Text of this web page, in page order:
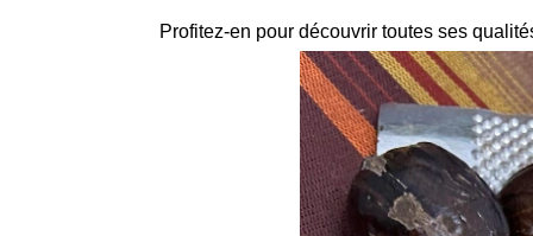
Profitez-en pour découvrir toutes ses